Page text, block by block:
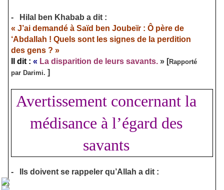
-
Hilal ben Khabab a dit :
« J’ai demandé à Saïd ben Joubeïr : Ô père de
‘Abdallah ! Quels sont les signes de la perdition
des gens ? »
Il dit : « La disparition de leurs savants. » [Rapporté
par Darimi. ]
Avertissement concernant la
médisance à l’égard des
savants
- Ils doivent se rappeler qu’Allah a dit :